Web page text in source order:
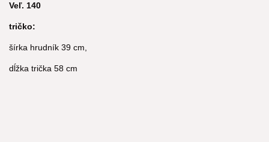
Veľ. 140
tričko:
šírka hrudník 39 cm,
dĺžka trička 58 cm